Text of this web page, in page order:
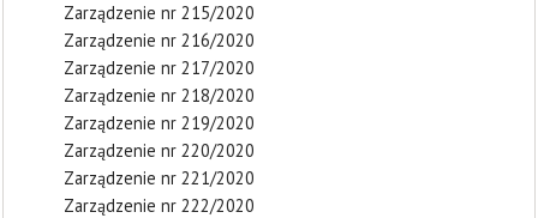
Zarządzenie nr 215/2020
Zarządzenie nr 216/2020
Zarządzenie nr 217/2020
Zarządzenie nr 218/2020
Zarządzenie nr 219/2020
Zarządzenie nr 220/2020
Zarządzenie nr 221/2020
Zarządzenie nr 222/2020